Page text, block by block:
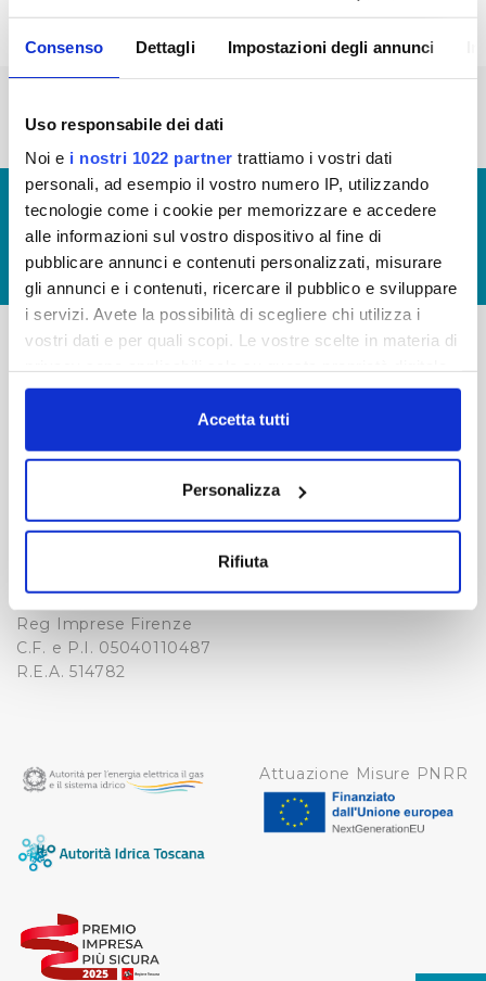
Consenso Dettagli Impostazioni degli annunci
Uso responsabile dei dati
Noi e i nostri 1022 partner trattiamo i vostri dati
personali, ad esempio il vostro numero IP, utilizzando
tecnologie come i cookie per memorizzare e accedere
alle informazioni sul vostro dispositivo al fine di
pubblicare annunci e contenuti personalizzati, misurare
gli annunci e i contenuti, ricercare il pubblico e sviluppare
i servizi. Avete la possibilità di scegliere chi utilizza i
vostri dati e per quali scopi. Le vostre scelte in materia di
in cui avete effettuato le vostre scelte. È possibile
modificare o revocare il proprio consenso in qualsiasi
momento dalla Dichiarazione sui cookie o facendo clic
Con il tuo consenso, vorremmo anche:
raccogliere informazioni sulla tua posizione
Identificare il tuo dispositivo, scansionandolo
attivamente alla ricerca di caratteristiche specifiche
(impronte digitali).
modificare o ritirare il tuo consenso in qualsiasi momento
dalla Dichiarazione sui cookie.
Utilizziamo dei cookie tecnici necessari per rendere
fruibile il sito web abilitandone funzionalità di base quali
protette. In linea con le preferenze manifestate
dall’Utente e con i consensi dallo stesso prestati, i
cookie possono essere inoltre utilizzati per analizzare il
Accetta tutti
Personalizza
Rifiuta
« prima ‹ precedente 1 2 3 4
5
© Copyright 2017 - 2026
GLOSSARIO
GIUDICA IL SERVIZIO
LAVORA CON NOI
-
50126 Fi
i.v.
Reg Imprese Firenze
C.F. e P.I. 05040110487
R.E.A. 514782
-
FAQ
PRIVACY POLICY
NOTE LEGALI
COOKIE
WHISTLEBLOWING
CREDITS
Attuazione Misure PNRR